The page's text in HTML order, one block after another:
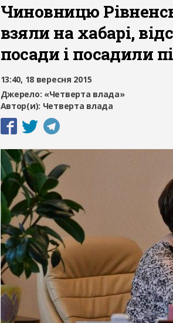
Чиновницю
взяли на хабарі,
посади і посадили
13:40, 18 вересня 2015
Джерело: «Четверта влада»
Автор(и): Четверта влада